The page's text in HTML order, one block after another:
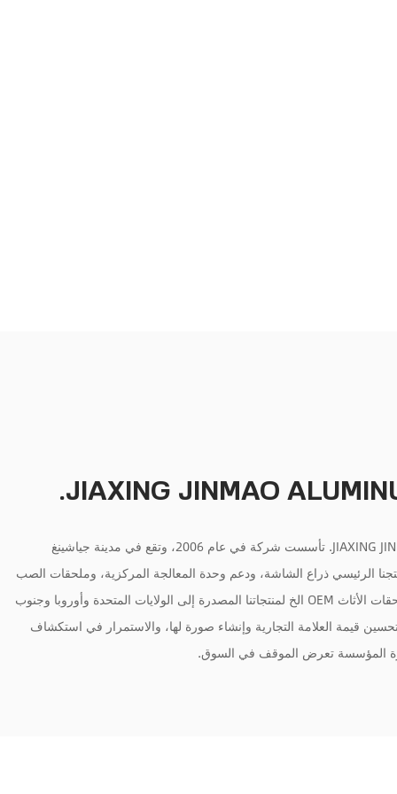
JIAXING JINMAO
JIAXING JINMAO ALUMINUM CO., LTD. تأسست شركة في عام 2006، وتقع في مدينة جياشينغ
الرئيسي ذراع الشاشة، ودعم وحدة المعالجة المركزية، وملحقات الصب
المصنوعة من الألومنيوم وملحقات الأثاث OEM الخ لمنتجاتنا المصدرة إلى الولايات المتحدة وأوروبا وجنوب
قيمة العلامة التجارية وإنشاء صورة لها، والاستمرار في استكشاف
المؤسسة تعرض الموقف في السوق.